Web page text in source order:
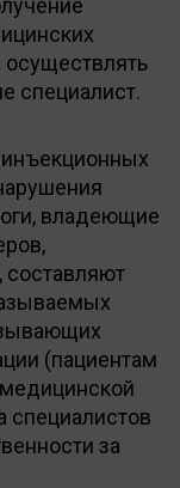
осуществлять
специалист.
владеющие
составляют
(пациентам
специалистов
за